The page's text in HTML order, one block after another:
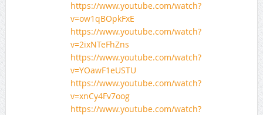
https://www.youtube.com/watch?
v=ow1qBOpkFxE
https://www.youtube.com/watch?
v=2ixNTeFhZns
https://www.youtube.com/watch?
v=YOawF1eUSTU
https://www.youtube.com/watch?
v=xnCy4Fv7oog
https://www.youtube.com/watch?